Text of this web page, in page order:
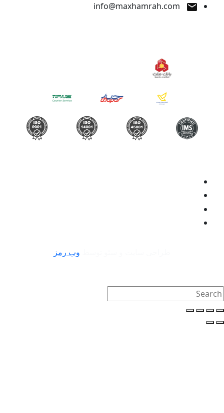
info@maxhamrah.com
وب رمز